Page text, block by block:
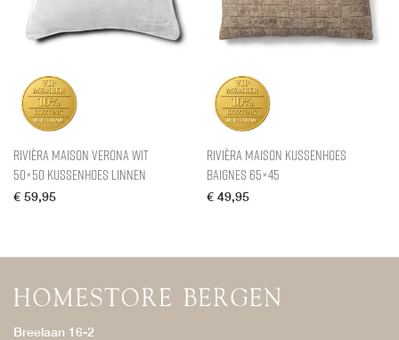
Rivièra Maison Verona Wit
50×50 kussenhoes Linnen
€ 59,95
Rivièra Maison Kussenhoes
Baignes 65×45
€ 49,95
Breelaan 16-2